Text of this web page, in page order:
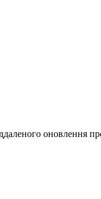
оновлення